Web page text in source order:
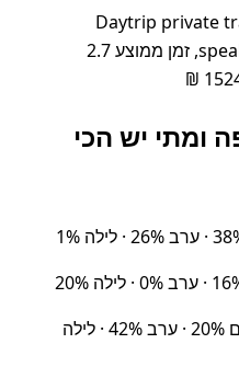
Daytrip private
speaking driver (~100%), זמן ממוצע 2.7
ומתי יש הכי
בוקר 20% · צהריים 20% · ערב 42% · לילה